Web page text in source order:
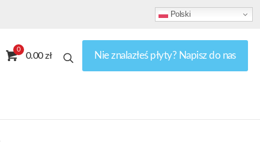
Polski
0
0.00 zł Nie znalazłeś płyty? Napisz do nas